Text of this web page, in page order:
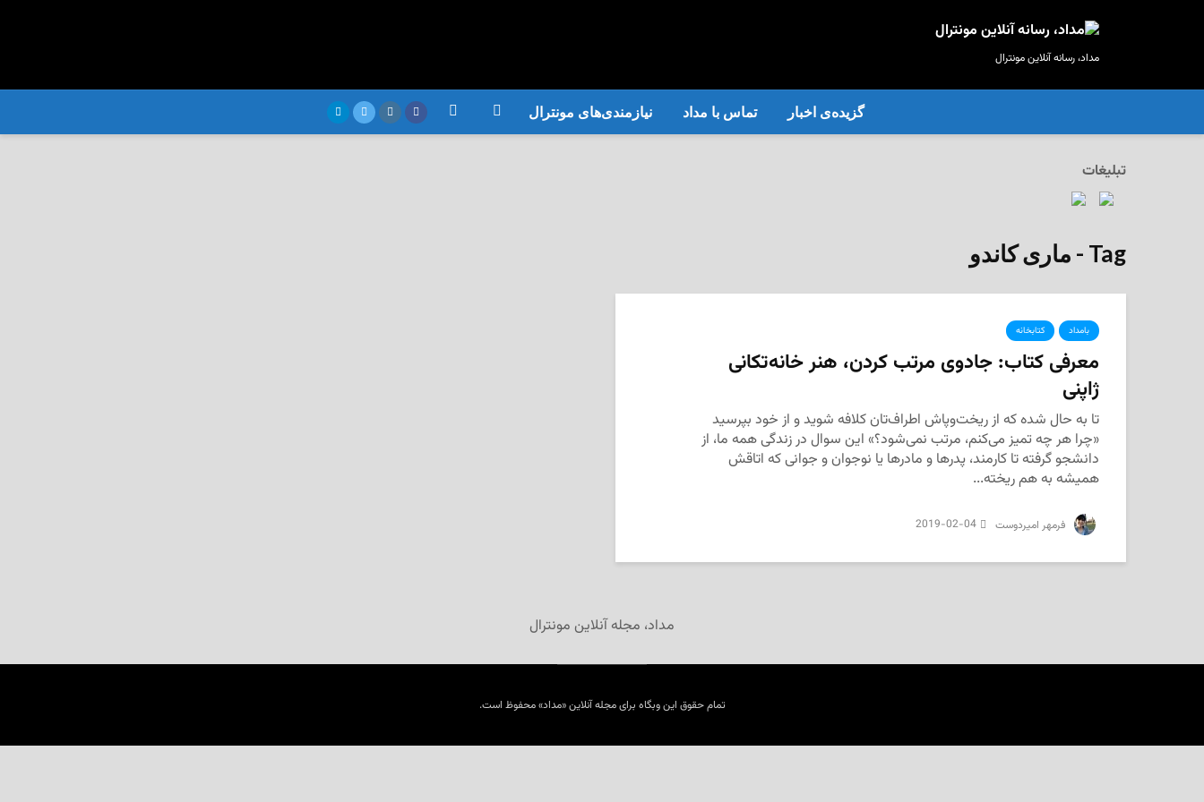
مداد، رسانه آنلاین مونترال
گزیده‌ی‌ اخبار تماس با مداد نیازمندی‌های مونترال
تبلیغات
Tag - ماری کاندو
بامداد کتابخانه
معرفی کتاب: جادوی مرتب کردن، هنر خانه‌تکانی
ژاپنی
تا به حال شده که از ریخت‌وپاش اطراف‌تان کلافه شوید و از خود بپرسید
«چرا هر چه تمیز می‌کنم، مرتب نمی‌شود؟» این سوال در زندگی همه ما، از
دانشجو گرفته تا کارمند، پدرها و مادرها یا نوجوان و جوانی که اتاقش
همیشه به هم ریخته...
‌ فرمهر امیردوست 2019-02-04
مداد، مجله آنلاین مونترال
تمام حقوق این وبگاه برای مجله آنلاین «مداد» محفوظ است.